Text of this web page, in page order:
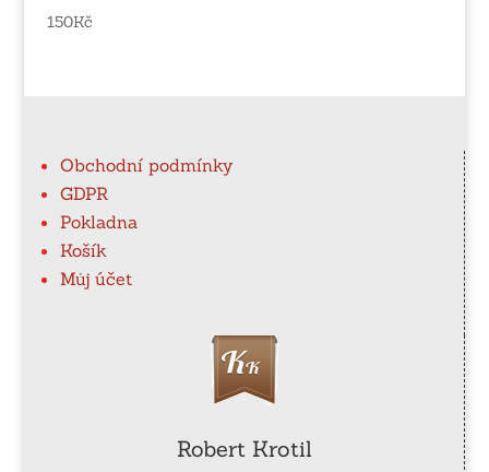
150Kč
Obchodní podmínky
GDPR
Pokladna
Košík
Můj účet
Robert Krotil